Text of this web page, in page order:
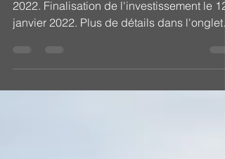
Photo actuelle de la grotte de novembre
2022. Finalisation de l'investissement le 12
"Grots".